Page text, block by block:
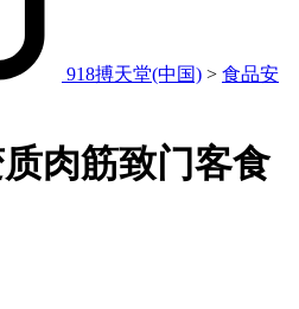
918搏天堂(中国) > 食品安
肉筋致门客食